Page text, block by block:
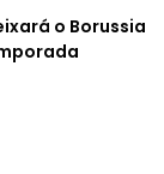
o Borussia